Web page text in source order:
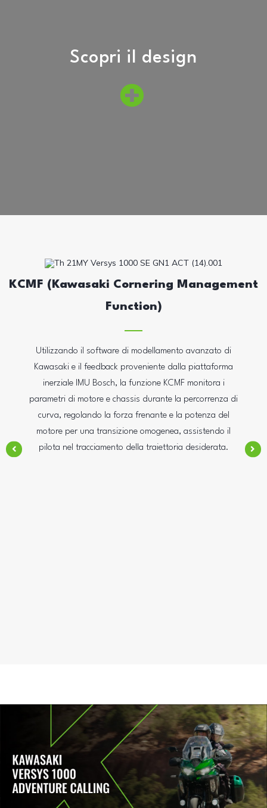
Scopri il design
KCMF (Kawasaki Cornering Management
Function)
Utilizzando il software di modellamento avanzato di
Kawasaki e il feedback proveniente dalla piattaforma
inerziale IMU Bosch, la funzione KCMF monitora i
parametri di motore e chassis durante la percorrenza di
curva, regolando la forza frenante e la potenza del
motore per una transizione omogenea, assistendo il
pilota nel tracciamento della traiettoria desiderata.